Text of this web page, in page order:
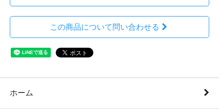
この商品について問い合わせる
ホーム